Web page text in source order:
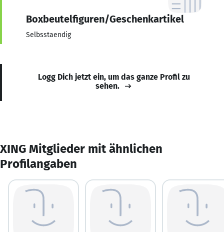
Boxbeutelfiguren/Geschenkartikel
Selbsstaendig
Logg Dich jetzt ein, um das ganze Profil zu
sehen.
XING Mitglieder mit ähnlichen
Profilangaben